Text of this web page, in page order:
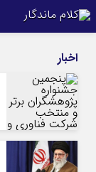
سروش
آپارات
رمز عبور
مرا به خاطر بسپار
اخبار